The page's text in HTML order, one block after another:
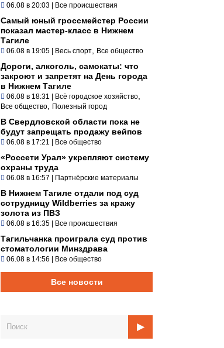
06.08 в 20:03 | Все происшествия
Самый юный гроссмейстер России
показал мастер-класс в Нижнем
Тагиле
06.08 в 19:05 | Весь спорт Все общество
Дороги, алкоголь, самокаты: что
закроют и запретят на День города
в Нижнем Тагиле
06.08 в 18:31 | Всё городское хозяйство
Все общество Полезный город
В Свердловской области пока не
будут запрещать продажу вейпов
06.08 в 17:21 | Все общество
«Россети Урал» укрепляют систему
охраны труда
06.08 в 16:57 | Партнёрские материалы
В Нижнем Тагиле отдали под суд
сотрудницу Wildberries за кражу
золота из ПВЗ
06.08 в 16:35 | Все происшествия
Тагильчанка проиграла суд против
стоматологии Минздрава
06.08 в 14:56 | Все общество
Все новости